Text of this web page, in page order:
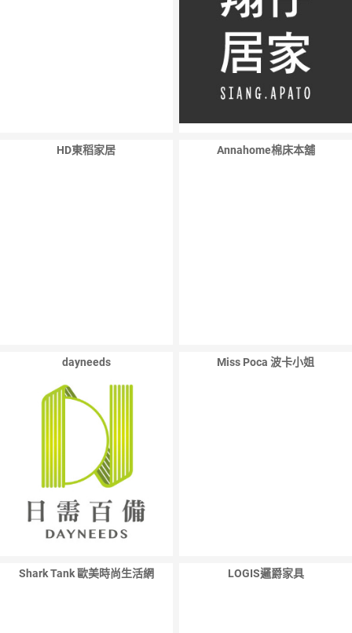
HD東稻家居 Annahome棉床本舖
dayneeds Miss Poca 波卡小姐
Shark Tank 歐美時尚生活網 LOGIS邏爵家具